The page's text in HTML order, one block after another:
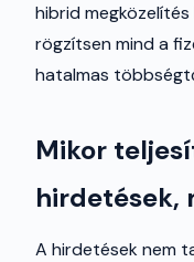
hibrid
rögzítsen mind a
hatalmas
Mikor
hirdetések,
A hirdetések nem